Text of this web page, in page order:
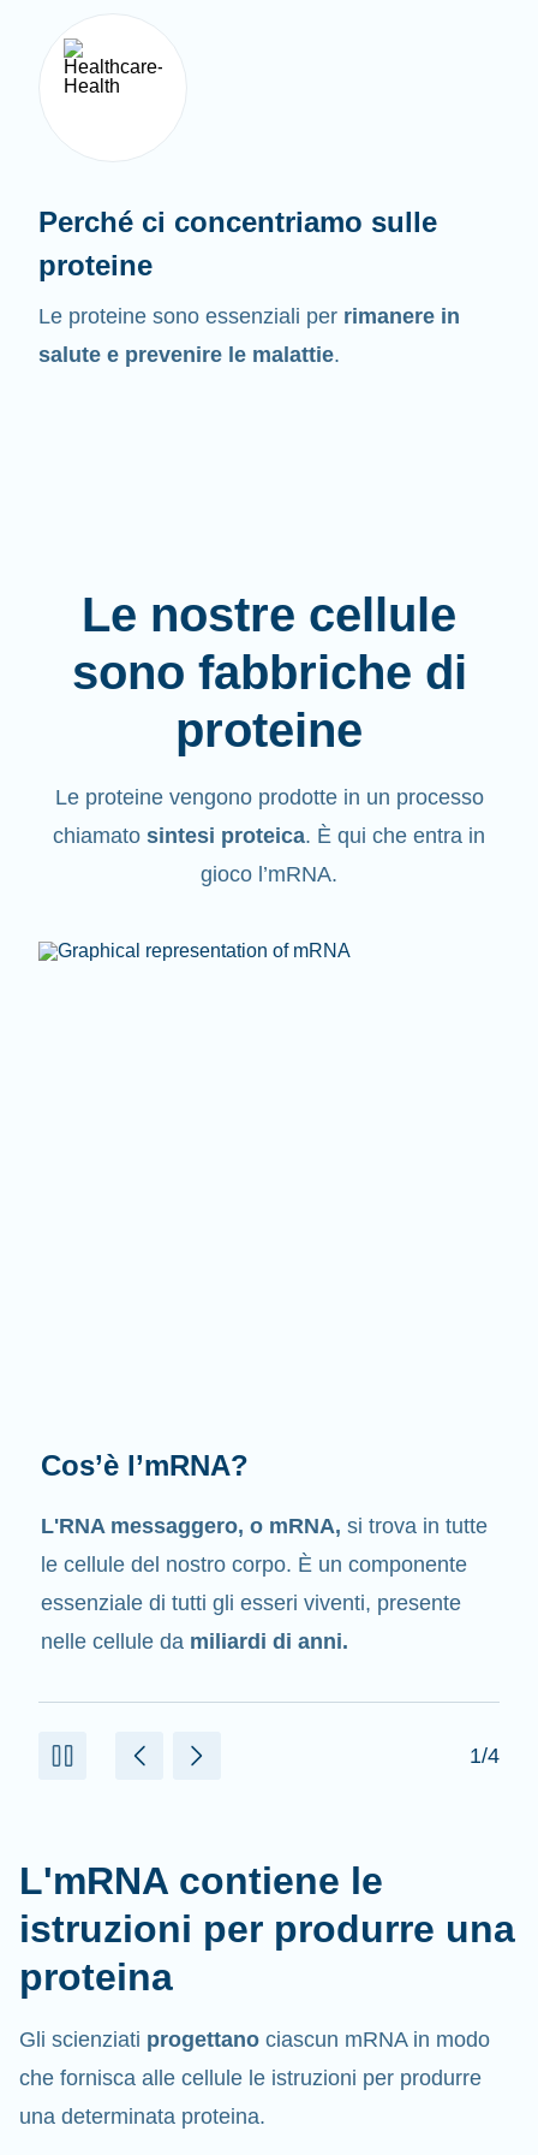
Perché ci concentriamo sulle
proteine
Le proteine sono essenziali per rimanere in
salute e prevenire le malattie.
Le nostre cellule
sono fabbriche di
proteine
Le proteine vengono prodottein un processo
chiamato sintesi proteica. È qui che entra in
gioco l’mRNA.
Cosa fa l'mRNA?
Come suggerisce il nome stesso, l’mRNA è un
messaggero. Interagisce con altri componenti
delle cellule, i quali intervengono nella sintesi
delle proteine.
2/4
L'mRNA contiene le
istruzioni per produrre una
proteina
Gli scienziati progettano ciascun mRNA in modo
che fornisca alle cellule le istruzioni per produrre
una determinata proteina.